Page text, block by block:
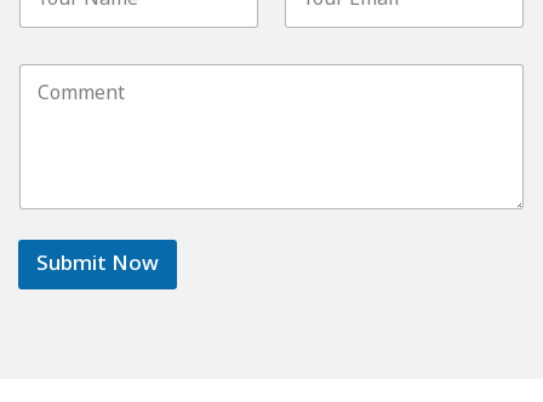
m
*
a
l
C
t
o
M
Submit Now